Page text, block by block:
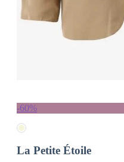
-60%
La Petite Étoile